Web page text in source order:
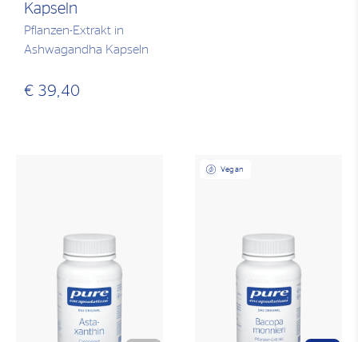
Kapseln
Pflanzen-Extrakt in
Ashwagandha Kapseln
€ 39,40
Vegan